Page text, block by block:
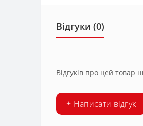
Відгуки (0)
Відгуків про цей товар
+ Написати відгук